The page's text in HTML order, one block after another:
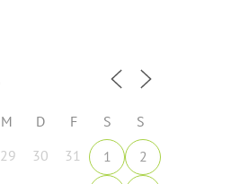
M D F S
S
29 30 31 1
2